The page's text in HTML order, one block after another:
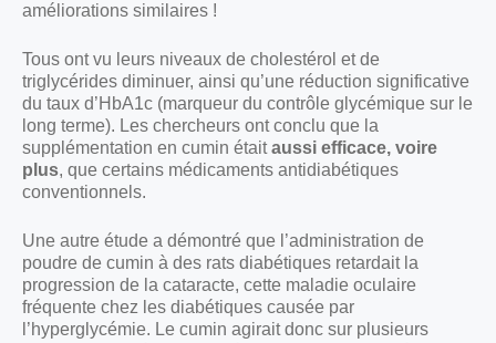
améliorations similaires !
Tous ont vu leurs niveaux de cholestérol et de
triglycérides diminuer, ainsi qu’une réduction significative
du taux d’HbA1c (marqueur du contrôle glycémique sur le
long terme). Les chercheurs ont conclu que la
supplémentation en cumin étaitaussi efficace, voire
plus, que certains médicaments antidiabétiques
conventionnels.
Une autre étude a démontré que l’administration de
poudre de cumin à des rats diabétiques retardait la
progression de la cataracte, cette maladie oculaire
fréquente chez les diabétiques causée par
l’hyperglycémie. Le cumin agirait donc sur plusieurs